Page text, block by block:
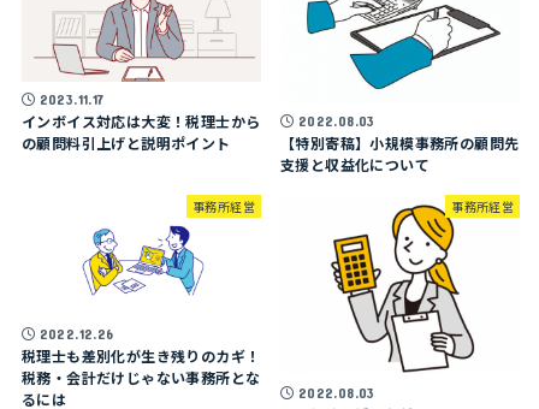
2023.11.17
インボイス対応は大変！税理士から
の顧問料引上げと説明ポイント
2022.08.03
【特別寄稿】小規模事務所の顧問先
支援と収益化について
事務所経営
2022.12.26
税理士も差別化が生き残りのカギ！
税務・会計だけじゃない事務所とな
るには
事務所経営
2022.08.03